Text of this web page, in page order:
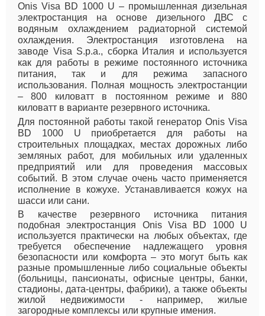
Onis Visa BD 1000 U – промышленная дизельная
электростанция на основе дизельного ДВС с
водяным охлаждением радиаторной системой
охлаждения. Электростанция изготовлена на
заводе Visa S.p.a., сборка Италия и используется
как для работы в режиме постоянного источника
питания, так и для режима запасного
использования. Полная мощность электростанции
– 800 киловатт в постоянном режиме и 880
киловатт в варианте резервного источника.
Для постоянной работы такой генератор Onis Visa
BD 1000 U приобретается для работы на
строительных площадках, местах дорожных либо
земляных работ, для мобильных или удаленных
предприятий или для проведения массовых
событий. В этом случае очень часто применяется
исполнение в кожухе. Устанавливается кожух на
шасси или сани.
В качестве резервного источника питания
подобная электростанция Onis Visa BD 1000 U
используется практически на любых объектах, где
требуется обеспечение надлежащего уровня
безопасности или комфорта – это могут быть как
разные промышленные либо социальные объекты
(больницы, пансионаты, офисные центры, банки,
стадионы, дата-центры, фабрики), а также объекты
жилой недвижимости - например, жилые
загородные комплексы или крупные имения.